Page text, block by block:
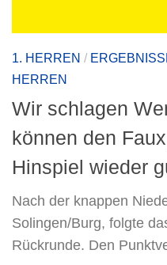
1. HERREN /
HERREN
Wir schlagen
können den
Hinspiel wieder
Nach der knappen
Solingen/Burg, folgte
Rückrunde. Den